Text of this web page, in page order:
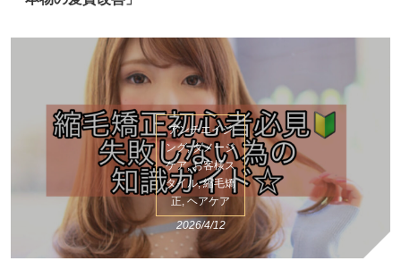
アンチエイジ
ング, ダメージ
ケア, お客様ス
タイル, 縮毛矯
正, ヘアケア
2026/4/12